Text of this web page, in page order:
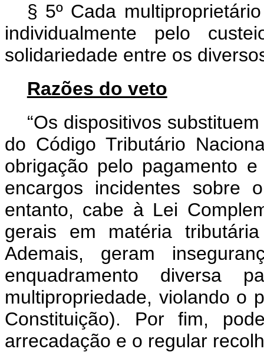
§ 5º Cada
individualmente pelo
solidariedade entre os
Razões do veto
“Os dispositivos
do Código Tributário
obrigação pelo pagamento
encargos incidentes sobre
entanto, cabe à Lei
gerais em matéria
Ademais, geram
enquadramento diversa
multipropriedade, violando o
Constituição). Por fim,
arrecadação e o regular